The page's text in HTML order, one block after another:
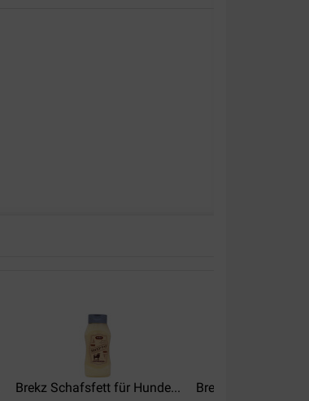
Brekz Schafsfett für Hunde... Brekz Lachsöl für